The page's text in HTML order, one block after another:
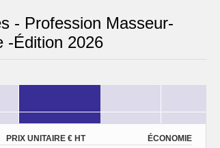
- Profession Masseur-
-Édition 2026
PRIX UNITAIRE € HT
ÉCONOMIE